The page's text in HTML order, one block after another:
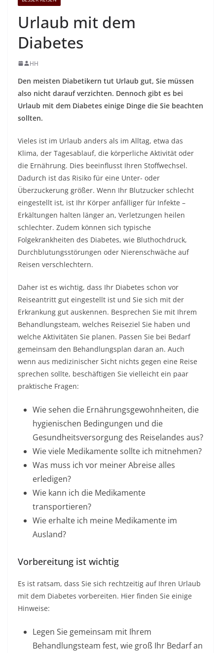
Urlaub mit dem
Diabetes
HH
Den meisten Diabetikern tut Urlaub gut, Sie müssen
also nicht darauf verzichten. Dennoch gibt es bei
Urlaub mit dem Diabetes einige Dinge die Sie beachten
sollten.
Vieles ist im Urlaub anders als im Alltag, etwa das
Klima, der Tagesablauf, die körperliche Aktivität oder
die Ernährung. Dies beeinflusst Ihren Stoffwechsel.
Dadurch ist das Risiko für eine Unter- oder
Überzuckerung größer. Wenn Ihr Blutzucker schlecht
eingestellt ist, ist Ihr Körper anfälliger für Infekte –
Erkältungen halten länger an, Verletzungen heilen
schlechter. Zudem können sich typische
Folgekrankheiten des Diabetes, wie Bluthochdruck,
Durchblutungsstörungen oder Nierenschwäche auf
Reisen verschlechtern.
Daher ist es wichtig, dass Ihr Diabetes schon vor
Reiseantritt gut eingestellt ist und Sie sich mit der
Erkrankung gut auskennen. Besprechen Sie mit Ihrem
Behandlungsteam, welches Reiseziel Sie haben und
welche Aktivitäten Sie planen. Passen Sie bei Bedarf
gemeinsam den Behandlungsplan daran an. Auch
wenn aus medizinischer Sicht nichts gegen eine Reise
sprechen sollte, beschäftigen Sie vielleicht ein paar
praktische Fragen:
Wie sehen die Ernährungsgewohnheiten, die
hygienischen Bedingungen und die
Gesundheitsversorgung des Reiselandes aus?
Wie viele Medikamente sollte ich mitnehmen?
Was muss ich vor meiner Abreise alles
erledigen?
Wie kann ich die Medikamente
transportieren?
Wie erhalte ich meine Medikamente im
Ausland?
Vorbereitung ist wichtig
Es ist ratsam, dass Sie sich rechtzeitig auf Ihren Urlaub
mit dem Diabetes vorbereiten. Hier finden Sie einige
Hinweise:
Legen Sie gemeinsam mit Ihrem
Behandlungsteam fest, wie groß Ihr Bedarf an